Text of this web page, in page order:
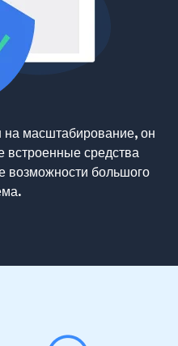
на масштабирование, он
средства
возможности большого